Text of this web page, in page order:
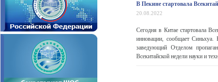
В Пекине стартовала
20.08.2022
Сегодня в Китае стартовала
инновации, сообщает
заведующий Отделом
Всекитайской недели науки и